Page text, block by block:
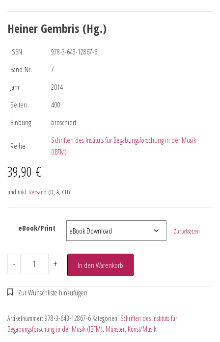
Heiner Gembris (Hg.)
ISBN
978-3-643-12867-6
Band-Nr.
7
Jahr
2014
Seiten
400
Bindung
broschiert
Reihe
Schriften des Instituts für Begabungsforschung in der Musik
(IBFM)
39,90 €
und inkl. Versand (D, A, CH)
eBook/Print Zurücksetzen
- + In den Warenkorb
Artikelnummer: 978-3-643-12867-6 Kategorien: Schriften des Instituts für
Begabungsforschung in der Musik (IBFM), Münster, Kunst/Musik